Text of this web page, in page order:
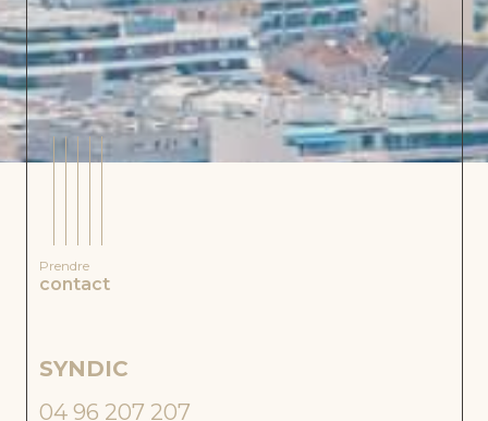
EXCLUSIF
COUP DE
COEUR
eille
(1300
O
M²
Prendre
contact
SYNDIC
04 96 207 207